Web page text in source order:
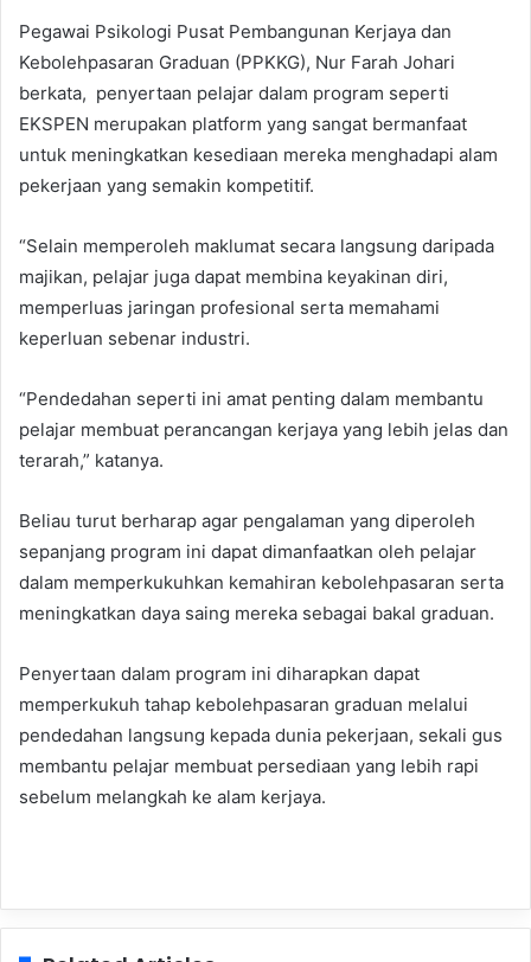
Pegawai Psikologi Pusat Pembangunan Kerjaya dan
Kebolehpasaran Graduan (PPKKG), Nur Farah Johari
berkata, penyertaan pelajar dalam program seperti
EKSPEN merupakan platform yang sangat bermanfaat
untuk meningkatkan kesediaan mereka menghadapi alam
pekerjaan yang semakin kompetitif.
“Selain memperoleh maklumat secara langsung daripada
majikan, pelajar juga dapat membina keyakinan diri,
memperluas jaringan profesional serta memahami
keperluan sebenar industri.
“Pendedahan seperti ini amat penting dalam membantu
pelajar membuat perancangan kerjaya yang lebih jelas dan
terarah,” katanya.
Beliau turut berharap agar pengalaman yang diperoleh
sepanjang program ini dapat dimanfaatkan oleh pelajar
dalam memperkukuhkan kemahiran kebolehpasaran serta
meningkatkan daya saing mereka sebagai bakal graduan.
Penyertaan dalam program ini diharapkan dapat
memperkukuh tahap kebolehpasaran graduan melalui
pendedahan langsung kepada dunia pekerjaan, sekali gus
membantu pelajar membuat persediaan yang lebih rapi
sebelum melangkah ke alam kerjaya.